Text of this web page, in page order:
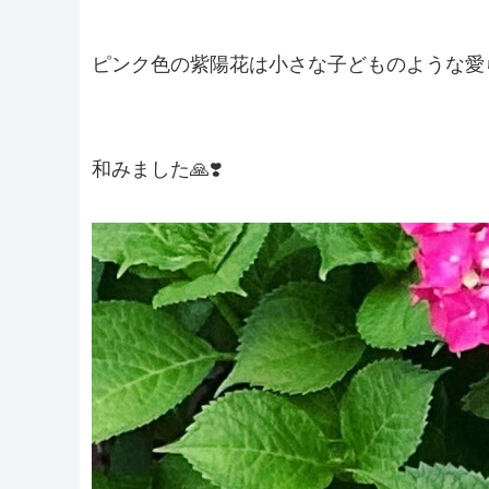
ピンク色の紫陽花は小さな子どものような
和みました🙏❣️